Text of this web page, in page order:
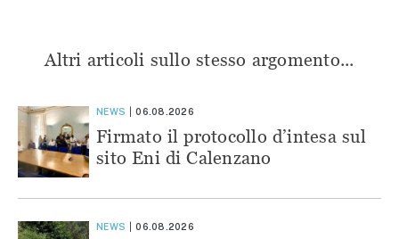
Altri articoli sullo stesso argomento...
NEWS 06.08.2026
Firmato il protocollo d’intesa sul
sito Eni di Calenzano
NEWS 06.08.2026